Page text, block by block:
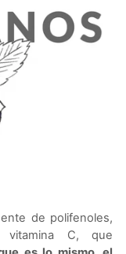
de polifenoles,
vitamina C, que